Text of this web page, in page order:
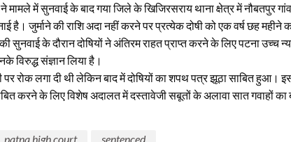
में सुनवाई के बाद गया जिले के खिजिरसराय थाना क्षेत्र में नौबतपुर
जुर्माने की राशि अदा नहीं करने पर प्रत्येक दोषी को एक वर्ष छह महीने
के दौरान दोषियों ने अंतिरम राहत प्राप्त करने के लिए पटना
संज्ञान लिया है।
रोक लगा दी थी लेकिन बाद में दोषियों का शपथ पत्र झूठा साबित
करने के लिए विशेष अदालत में दस्तावेजी सबूतों के अलावा सात गवाहों
patna high court sentenced